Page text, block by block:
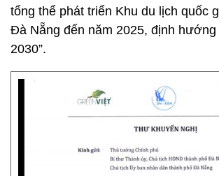
tổng thể phát triển Khu du lịch quốc
Đà Nẵng đến năm 2025, định hướng
2030”.